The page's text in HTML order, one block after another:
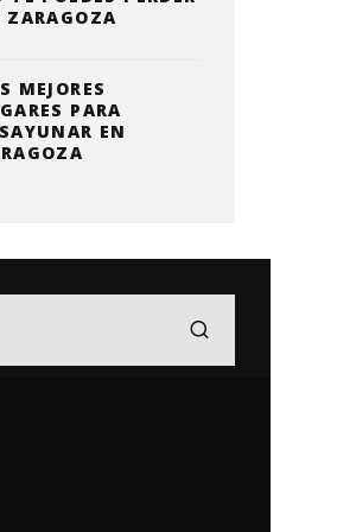
ZARAGOZA
MEJORES
PARA
EN